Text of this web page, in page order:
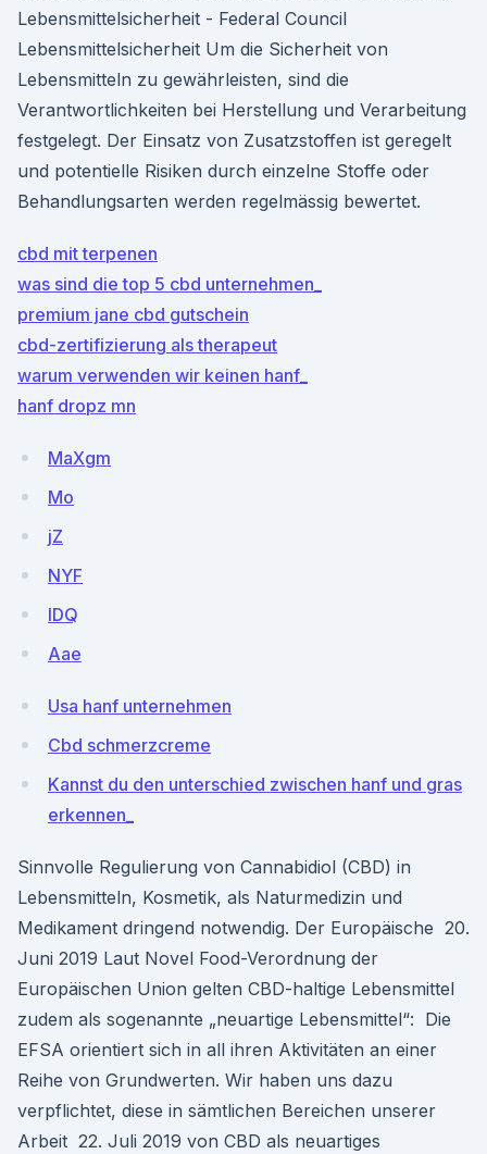
Lebensmittelsicherheit - Federal Council
Lebensmittelsicherheit Um die Sicherheit von
Lebensmitteln zu gewährleisten, sind die
Verantwortlichkeiten bei Herstellung und Verarbeitung
festgelegt. Der Einsatz von Zusatzstoffen ist geregelt
und potentielle Risiken durch einzelne Stoffe oder
Behandlungsarten werden regelmässig bewertet.
cbd mit terpenen
was sind die top 5 cbd unternehmen_
premium jane cbd gutschein
cbd-zertifizierung als therapeut
warum verwenden wir keinen hanf_
hanf dropz mn
MaXgm
Mo
jZ
NYF
IDQ
Aae
Usa hanf unternehmen
Cbd schmerzcreme
Kannst du den unterschied zwischen hanf und gras
erkennen_
Sinnvolle Regulierung von Cannabidiol (CBD) in
Lebensmitteln, Kosmetik, als Naturmedizin und
Medikament dringend notwendig. Der Europäische 20.
Juni 2019 Laut Novel Food-Verordnung der
Europäischen Union gelten CBD-haltige Lebensmittel
zudem als sogenannte „neuartige Lebensmittel“: Die
EFSA orientiert sich in all ihren Aktivitäten an einer
Reihe von Grundwerten. Wir haben uns dazu
verpflichtet, diese in sämtlichen Bereichen unserer
Arbeit 22. Juli 2019 von CBD als neuartiges